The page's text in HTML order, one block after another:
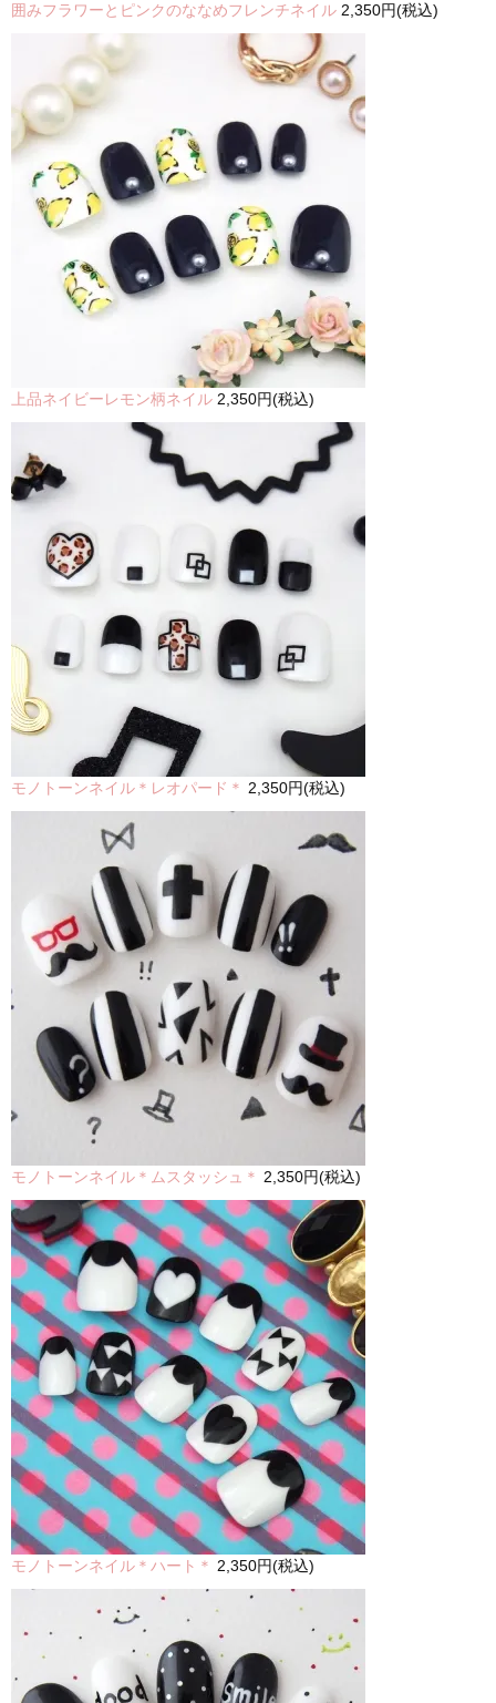
囲みフラワーとピンクのななめフレンチネイル 2,350円(税込)
上品ネイビーレモン柄ネイル 2,350円(税込)
モノトーンネイル＊レオパード＊ 2,350円(税込)
モノトーンネイル＊ムスタッシュ＊ 2,350円(税込)
モノトーンネイル＊ハート＊ 2,350円(税込)